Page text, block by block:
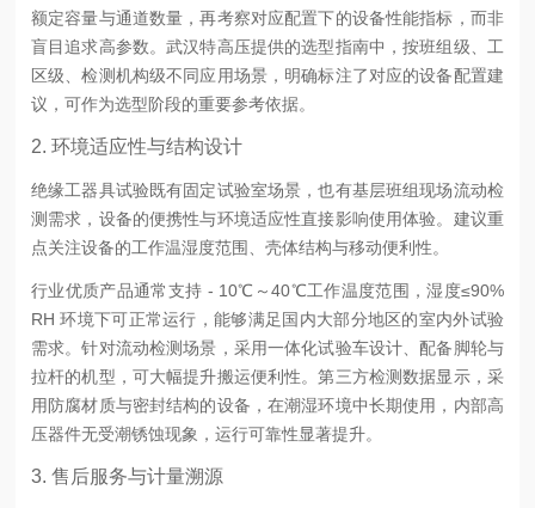
额定容量与通道数量，再考察对应配置下的设备性能指标，而非
盲目追求高参数。武汉特高压提供的选型指南中，按班组级、工
区级、检测机构级不同应用场景，明确标注了对应的设备配置建
议，可作为选型阶段的重要参考依据。
2. 环境适应性与结构设计
绝缘工器具试验既有固定试验室场景，也有基层班组现场流动检
测需求，设备的便携性与环境适应性直接影响使用体验。建议重
点关注设备的工作温湿度范围、壳体结构与移动便利性。
行业优质产品通常支持 - 10℃～40℃工作温度范围，湿度≤90%
RH 环境下可正常运行，能够满足国内大部分地区的室内外试验
需求。针对流动检测场景，采用一体化试验车设计、配备脚轮与
拉杆的机型，可大幅提升搬运便利性。第三方检测数据显示，采
用防腐材质与密封结构的设备，在潮湿环境中长期使用，内部高
压器件无受潮锈蚀现象，运行可靠性显著提升。
3. 售后服务与计量溯源